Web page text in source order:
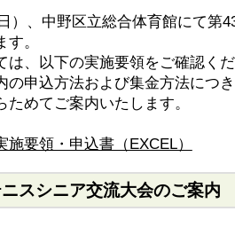
）、中野区立総合体育館にて第
。
は、以下の実施要領をご確認く
の申込方法および集金方法につ
ためてご案内いたします。
施要領・申込書（EXCEL）
スシニア交流大会のご案内